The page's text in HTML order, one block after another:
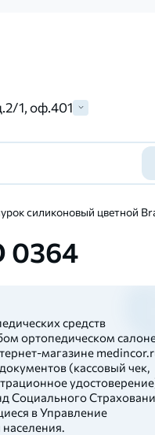
1, оф.401
силиконовый цветной
0364
средств
ортопедическом
магазине
(кассовый чек,
Социального
в Управление